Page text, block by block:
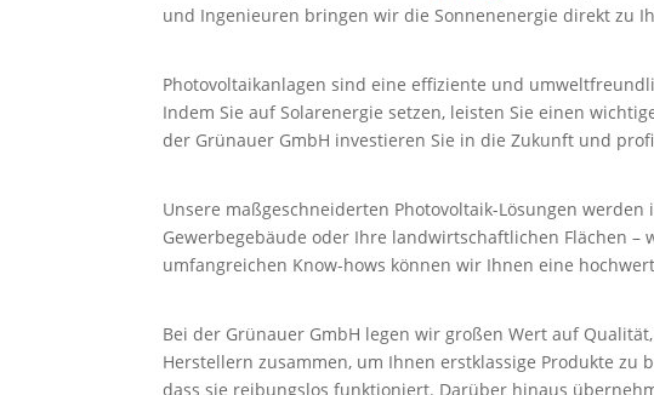
und Ingenieuren bringen wir die Sonnenenergie direkt zu
Photovoltaikanlagen sind eine effiziente und
Indem Sie auf Solarenergie setzen, leisten Sie einen
der Grünauer GmbH investieren Sie in die Zukunft und
Unsere maßgeschneiderten Photovoltaik-Lösungen
Gewerbegebäude oder Ihre landwirtschaftlichen Flächen
umfangreichen Know-hows können wir Ihnen eine
Bei der Grünauer GmbH legen wir großen Wert auf
Herstellern zusammen, um Ihnen erstklassige Produkte
dass sie reibungslos funktioniert. Darüber hinaus